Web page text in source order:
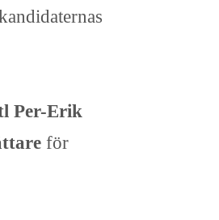
Per-Erik
för